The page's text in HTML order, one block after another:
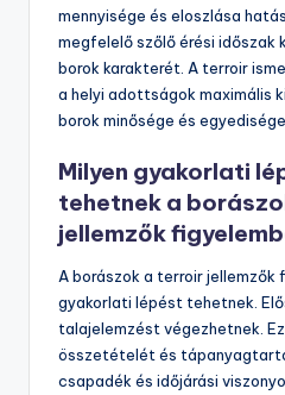
mennyisége és eloszlása
megfelelő szőlő érési időszak
borok karakterét. A terroir
a helyi adottságok maximális
borok minősége és
Milyen gyakorlati
tehetnek a
jellemzők
A borászok a terroir
gyakorlati lépést tehetnek.
talajelemzést végezhetnek.
összetételét és
csapadék és időjárási